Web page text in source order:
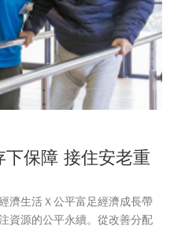
保障 接住安老重
濟生活Ｘ公平富足經濟成長帶
資源的公平永續。從改善分配